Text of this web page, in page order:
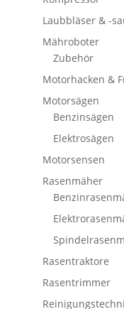
Laubbläser & -
Mähroboter
Zubehör
Motorhacken &
Motorsägen
Benzinsägen
Elektrosägen
Motorsensen
Rasenmäher
Rasentraktore
Rasentrimmer